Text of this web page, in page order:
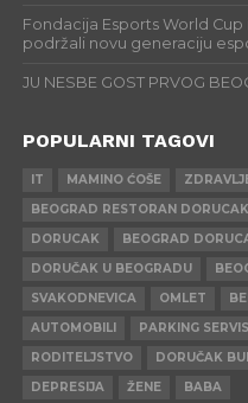
Fondacija Esports World
podržali novu generaciju
JU NESBE GOST PRVOG
POPULARNI TAGOVI
IT MAMINO ĆOŠE
BEOGRAD RESTORAN DORUCAK
DORUCAK
BEOGRAD
DORUČAK U BEOGRADU
SVAKODNEVICA
OMLET
AUTOMOBILI
PARKING SERVIS
RODITELJSTVO
DORUČAK
DEPRESIJA
ŽENE BABA